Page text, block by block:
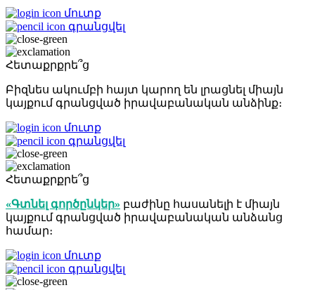
մուտք
գրանցվել
Հետաքրքրե՞ց
Բիզնես ակումբի հայտ կարող են լրացնել միայն
կայքում գրանցված իրավաբանական անձինք։
մուտք
գրանցվել
Հետաքրքրե՞ց
«Գտնել գործընկեր» բաժինը հասանելի է միայն
կայքում գրանցված իրավաբանական անձանց
համար։
մուտք
գրանցվել